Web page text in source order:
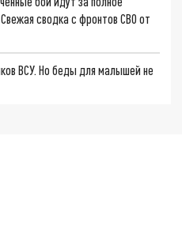
сводка с фронтов СВО от
ВСУ. Но беды для малышей не